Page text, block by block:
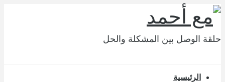
حلقة الوصل بين المشكلة والحل
الرئيسية